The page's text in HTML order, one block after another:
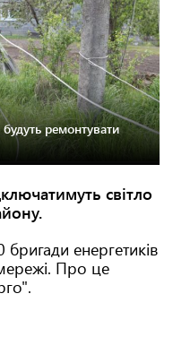
ремонтувати
світло
енергетиків
Про це